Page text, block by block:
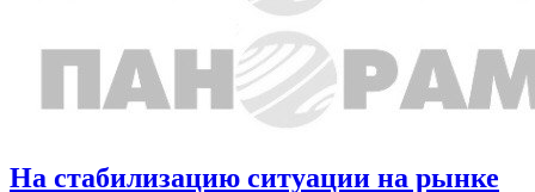
На стабилизацию ситуации на рынке